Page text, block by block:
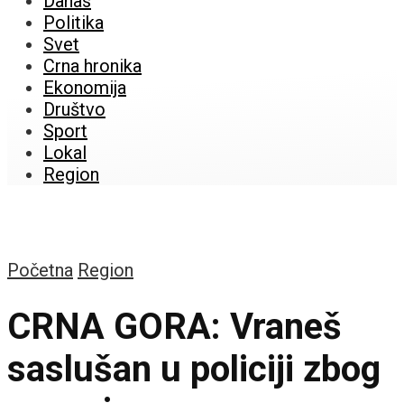
Politika
Svet
Crna hronika
Ekonomija
Društvo
Sport
Lokal
Region
Početna Region
CRNA GORA: Vraneš
saslušan u policiji zbog